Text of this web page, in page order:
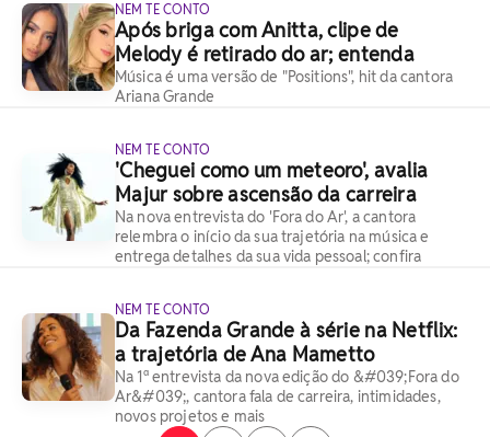
NEM TE CONTO
Após briga com Anitta, clipe de
Melody é retirado do ar; entenda
Música é uma versão de "Positions", hit da cantora
Ariana Grande
NEM TE CONTO
'Cheguei como um meteoro', avalia
Majur sobre ascensão da carreira
Na nova entrevista do 'Fora do Ar', a cantora
relembra o início da sua trajetória na música e
entrega detalhes da sua vida pessoal; confira
NEM TE CONTO
Da Fazenda Grande à série na Netflix:
a trajetória de Ana Mametto
Na 1ª entrevista da nova edição do &#039;Fora do
Ar&#039;, cantora fala de carreira, intimidades,
novos projetos e mais